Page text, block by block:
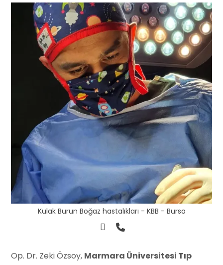
Kulak Burun Boğaz hastalıkları - KBB - Bursa
Op. Dr. Zeki Özsoy, Marmara Üniversitesi Tıp